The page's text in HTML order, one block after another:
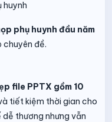
huynh
phụ huynh đầu năm
chuyên đề.
file PPTX gồm 10
tiết kiệm thời gian cho
thương nhưng vẫn